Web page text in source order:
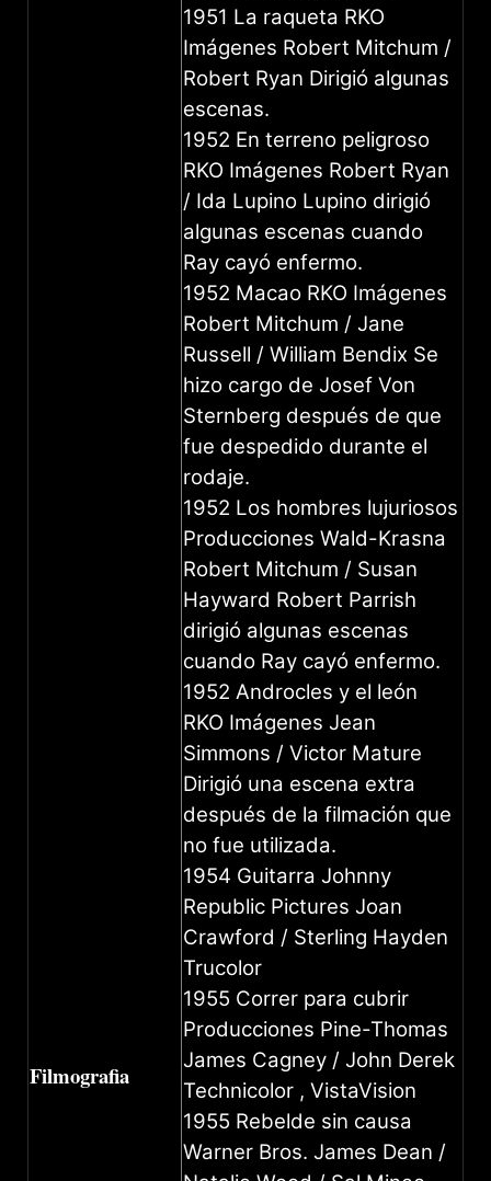
Filmografia
1951 La raqueta RKO
Imágenes Robert Mitchum /
Robert Ryan Dirigió algunas
escenas.
1952 En terreno peligroso
RKO Imágenes Robert Ryan
/ Ida Lupino Lupino dirigió
algunas escenas cuando
Ray cayó enfermo.
1952 Macao RKO Imágenes
Robert Mitchum / Jane
Russell / William Bendix Se
hizo cargo de Josef Von
Sternberg después de que
fue despedido durante el
rodaje.
1952 Los hombres lujuriosos
Producciones Wald-Krasna
Robert Mitchum / Susan
Hayward Robert Parrish
dirigió algunas escenas
cuando Ray cayó enfermo.
1952 Androcles y el león
RKO Imágenes Jean
Simmons / Victor Mature
Dirigió una escena extra
después de la filmación que
no fue utilizada.
1954 Guitarra Johnny
Republic Pictures Joan
Crawford / Sterling Hayden
Trucolor
1955 Correr para cubrir
Producciones Pine-Thomas
James Cagney / John Derek
Technicolor , VistaVision
1955 Rebelde sin causa
Warner Bros. James Dean /